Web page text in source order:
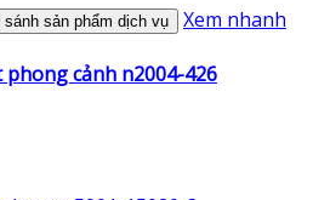
sánh sản phẩm dịch vụ Xem nhanh
cảnh n2004-426